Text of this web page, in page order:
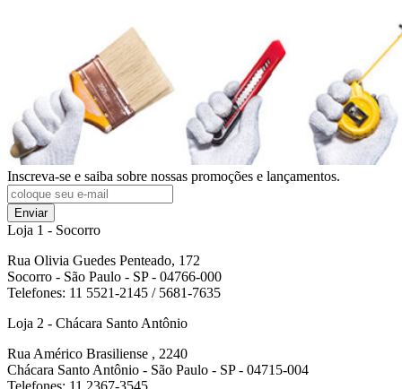
Inscreva-se e saiba sobre nossas promoções e lançamentos.
Enviar
Loja 1 - Socorro
Rua Olivia Guedes Penteado, 172
Socorro - São Paulo - SP - 04766-000
Telefones: 11 5521-2145 / 5681-7635
Loja 2 - Chácara Santo Antônio
Rua Américo Brasiliense , 2240
Chácara Santo Antônio - São Paulo - SP - 04715-004
Telefones: 11 2367-3545